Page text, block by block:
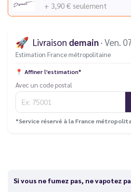
+ 3,90 € seulement
🚀 Livraison demain · Ven.
Estimation France métropolitaine
📍 Affiner l'estimation*
Avec un code postal
*Service réservé à la France
Si vous ne fumez pas, ne vapotez